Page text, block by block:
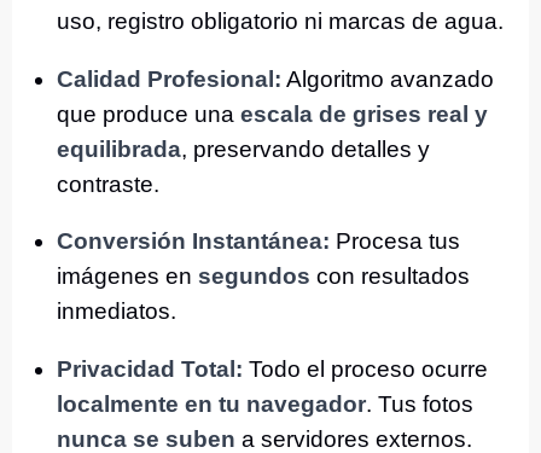
uso, registro obligatorio ni marcas de agua.
Calidad Profesional: Algoritmo avanzado
que produce una escala de grises real y
equilibrada, preservando detalles y
contraste.
Conversión Instantánea: Procesa tus
imágenes en segundos con resultados
inmediatos.
Privacidad Total: Todo el proceso ocurre
localmente en tu navegador. Tus fotos
nunca se suben a servidores externos.